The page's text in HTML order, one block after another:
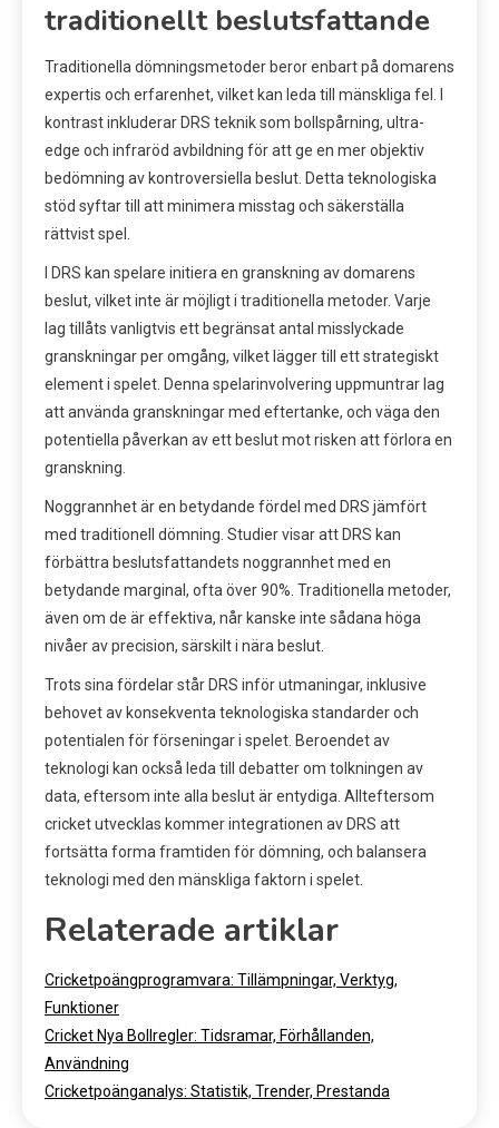
traditionellt beslutsfattande
Traditionella dömningsmetoder beror enbart på domarens
expertis och erfarenhet, vilket kan leda till mänskliga fel. I
kontrast inkluderar DRS teknik som bollspårning, ultra-
edge och infraröd avbildning för att ge en mer objektiv
bedömning av kontroversiella beslut. Detta teknologiska
stöd syftar till att minimera misstag och säkerställa
rättvist spel.
I DRS kan spelare initiera en granskning av domarens
beslut, vilket inte är möjligt i traditionella metoder. Varje
lag tillåts vanligtvis ett begränsat antal misslyckade
granskningar per omgång, vilket lägger till ett strategiskt
element i spelet. Denna spelarinvolvering uppmuntrar lag
att använda granskningar med eftertanke, och väga den
potentiella påverkan av ett beslut mot risken att förlora en
granskning.
Noggrannhet är en betydande fördel med DRS jämfört
med traditionell dömning. Studier visar att DRS kan
förbättra beslutsfattandets noggrannhet med en
betydande marginal, ofta över 90%. Traditionella metoder,
även om de är effektiva, når kanske inte sådana höga
nivåer av precision, särskilt i nära beslut.
Trots sina fördelar står DRS inför utmaningar, inklusive
behovet av konsekventa teknologiska standarder och
potentialen för förseningar i spelet. Beroendet av
teknologi kan också leda till debatter om tolkningen av
data, eftersom inte alla beslut är entydiga. Allteftersom
cricket utvecklas kommer integrationen av DRS att
fortsätta forma framtiden för dömning, och balansera
teknologi med den mänskliga faktorn i spelet.
Relaterade artiklar
Cricketpoängprogramvara: Tillämpningar, Verktyg,
Funktioner
Cricket Nya Bollregler: Tidsramar, Förhållanden,
Användning
Cricketpoänganalys: Statistik, Trender, Prestanda